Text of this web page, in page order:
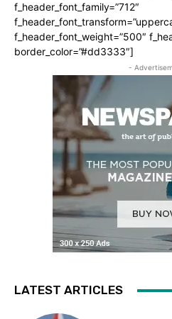
f_header_font_family=”712″
f_header_font_weight=”500″
border_color=”#dd3333″]
-
LATEST ARTICLES